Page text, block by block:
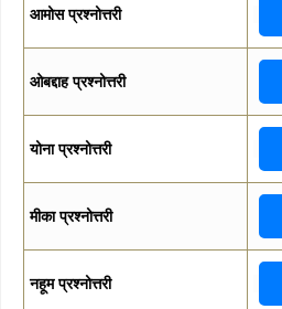
आमोस प्रश्नोत्तरी
ओबद्दाह प्रश्नोत्तरी
योना प्रश्नोत्तरी
मीका प्रश्नोत्तरी
नहूम प्रश्नोत्तरी